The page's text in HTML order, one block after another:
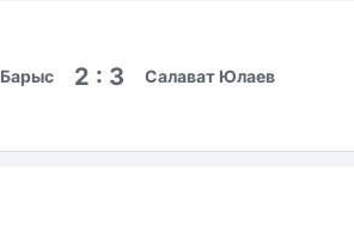
Барыс 2 : 3 Салават Юлаев